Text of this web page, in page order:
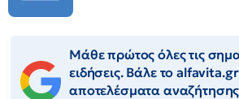
Μάθε πρώτος όλες τις
ειδήσεις. Βάλε το
αποτελέσματα